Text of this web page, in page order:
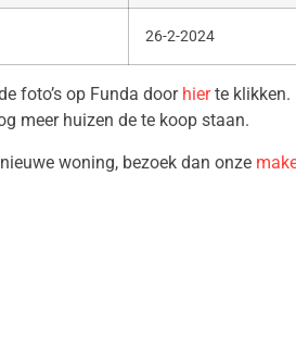
26-2-2024
foto’s op Funda door hierte klikken.
meer huizen de te koop staan.
woning, bezoek dan onze